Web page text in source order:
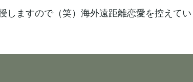
しますので（笑）海外遠距離恋愛を控えてい